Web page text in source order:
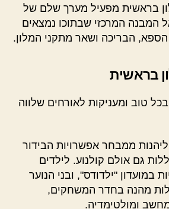
בראשית מפעיל מערך שלם של
המבנה המרכזי שבתוכו נמצאים
הבריכה ושאר מתקני המלון.
בראשית
טוב ומעניקות לאורחים שלווה
ממבחר אפשרויות הבידור
גם אולם קולנוע. לילדים
במועדון "ילדודס", ובני הנוער
מהנה בחדר המשחקים,
ומולטימדיה.